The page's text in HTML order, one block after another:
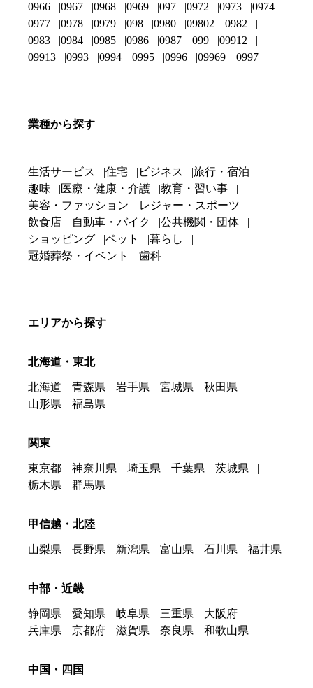
0966
0967 0968 0969 097 0972 0973
0974
0977
0978 0979 098 0980 09802
0982
0983
0984 0985 0986 0987 099
09912
09913
0993 0994 0995 0996 09969 0997
業種から探す
生活サービス 住宅 ビジネス
旅行・宿泊
趣味
医療・健康・介護
教育・習い事
美容・ファッション
レジャー・スポーツ
飲食店
自動車・バイク
公共機関・団体
ショッピング
ペット
暮らし
冠婚葬祭・イベント
歯科
エリアから探す
北海道・東北
北海道 青森県 岩手県 宮城県
秋田県
山形県
福島県
関東
東京都 神奈川県 埼玉県 千葉県
茨城県
栃木県
群馬県
甲信越・北陸
山梨県 長野県 新潟県 富山県 石川県 福井県
中部・近畿
静岡県 愛知県 岐阜県 三重県
大阪府
兵庫県
京都府 滋賀県 奈良県 和歌山県
中国・四国